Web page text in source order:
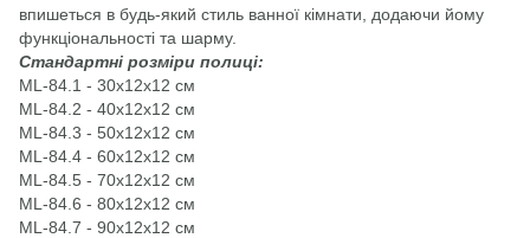
впишеться в будь-який стиль ванної кімнати, додаючи йому
функціональності та шарму.
Стандартні розміри полиці:
ML-84.1 - 30х12х12 см
ML-84.2 - 40х12х12 см
ML-84.3 - 50х12х12 см
ML-84.4 - 60х12х12 см
ML-84.5 - 70х12х12 см
ML-84.6 - 80х12х12 см
ML-84.7 - 90х12х12 см